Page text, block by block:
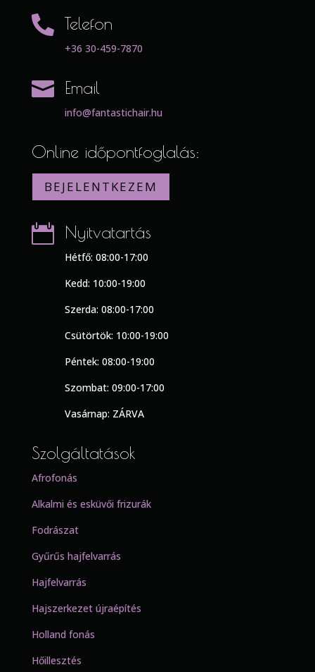
 Telefon
+36 30-459-7870
 Email
info@fantastichair.hu
Online időpontfoglalás:
BEJELENTKEZEM
 Nyitvatartás
Hétfő: 08:00-17:00
Kedd: 10:00-19:00
Szerda: 08:00-17:00
Csütörtök: 10:00-19:00
Péntek: 08:00-19:00
Szombat: 09:00-17:00
Vasárnap: ZÁRVA
Szolgáltatások
Afrofonás
Alkalmi és esküvői frizurák
Fodrászat
Gyűrűs hajfelvarrás
Hajfelvarrás
Hajszerkezet újraépítés
Holland fonás
Hőillesztés